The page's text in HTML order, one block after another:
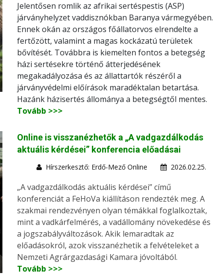
Jelentősen romlik az afrikai sertéspestis (ASP)
járványhelyzet vaddisznókban Baranya vármegyében.
Ennek okán az országos főállatorvos elrendelte a
fertőzött, valamint a magas kockázatú területek
bővítését. Továbbra is kiemelten fontos a betegség
házi sertésekre történő átterjedésének
megakadályozása és az állattartók részéről a
járványvédelmi előírások maradéktalan betartása.
Hazánk házisertés állománya a betegségtől mentes.
Tovább >>>
Online is visszanézhetők a „A vadgazdálkodás
aktuális kérdései” konferencia előadásai
Hírszerkesztő: Erdő-Mező Online 2026.02.25.
„A vadgazdálkodás aktuális kérdései” című
konferenciát a FeHoVa kiállításon rendezték meg. A
szakmai rendezvényen olyan témákkal foglalkoztak,
mint a vadkárfelmérés, a vadállomány növekedése és
a jogszabályváltozások. Akik lemaradtak az
előadásokról, azok visszanézhetik a felvételeket a
Nemzeti Agrárgazdasági Kamara jóvoltából.
Tovább >>>